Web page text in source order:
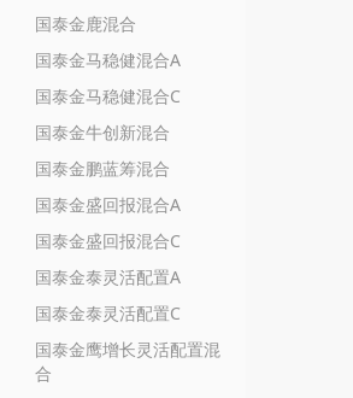
国泰金鹿混合
国泰金马稳健混合A
国泰金马稳健混合C
国泰金牛创新混合
国泰金鹏蓝筹混合
国泰金盛回报混合A
国泰金盛回报混合C
国泰金泰灵活配置A
国泰金泰灵活配置C
国泰金鹰增长灵活配置混
合